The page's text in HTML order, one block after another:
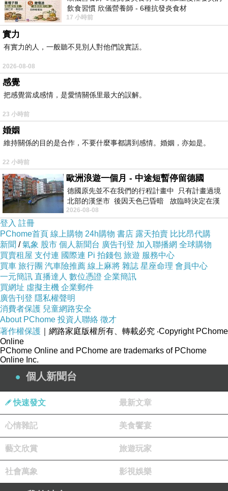
上一篇： 阻止詐團信耶穌
飲食習慣 欣儀營養師 - 6種抗發炎食材
https://www.facebook.com/photo/?fbid=147
17 小時前
實力
有實力的人，一般聽不見別人對他們說實話。
2026-08-08
感覺
把感覺當成感情，是愛情關係里最大的誤解。
23 小時前
婚姻
維持關係的目的是合作，不要什麼事都講到感情。婚姻，亦如是。
22 小時前
歐洲浪遊一個月 - 中途短暫停留德國
德國原先並不在我們的行程計畫中 只有計畫過境
北部的漢堡市 後因天色已昏暗 故臨時決定在漢
堡市吃晚餐和過夜
2026-08-08
登入 註冊
PChome首頁 線上購物 24h購物 書店 露天拍賣 比比昂代購
新聞 /氣象 股市 個人新聞台 廣告刊登 加入聯播網 全球購物
買賣租屋 支付連 國際連 Pi 拍錢包 旅遊 服務中心
買車 旅行團 汽車險推薦 線上麻將 雜誌 星座命理 會員中心
一元簡訊 直播達人 數位憑證 企業簡訊
買網址 虛擬主機 企業郵件
廣告刊登 隱私權聲明
消費者保護 兒童網路安全
About PChome 投資人聯絡 徵才
著作權保護 ｜網路家庭版權所有、轉載必究 ‧Copyright PChome
Online
PChome Online and PChome are trademarks of PChome
Online Inc.
個人新聞台
快速發文 最新文章
心情雜記 美食饗宴
藝文欣賞 旅遊玩家
社會萬象 影視娛樂